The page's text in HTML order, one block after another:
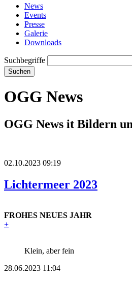
News
Events
Presse
Galerie
Downloads
Suchbegriffe
Suchen
OGG News
OGG News it Bildern
02.10.2023 09:19
Lichtermeer 2023
FROHES NEUES JAHR
+
Klein, aber fein
28.06.2023 11:04